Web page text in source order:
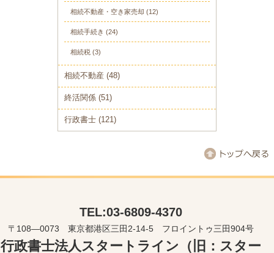
相続不動産・空き家売却 (12)
相続手続き (24)
相続税 (3)
相続不動産 (48)
終活関係 (51)
行政書士 (121)
TEL:03-6809-4370
〒108―0073 東京都港区三田2-14-5 フロイントゥ三田904号
行政書士法人スタートライン（旧：スター